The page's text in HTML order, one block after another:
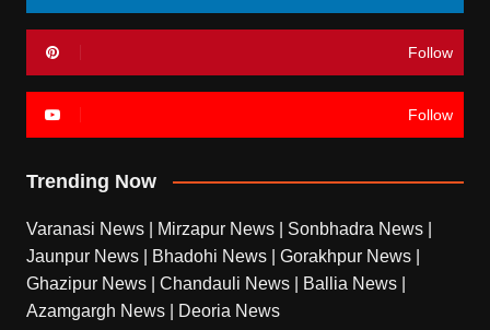
Follow
Follow
Trending Now
Varanasi News Mirzapur News Sonbhadra News
Jaunpur News
Bhadohi News Gorakhpur News
Ghazipur News
Chandauli News Ballia News
Azamgargh News
Deoria News